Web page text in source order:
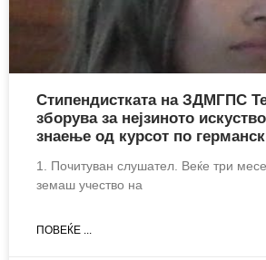
Стипендистката на ЗДМГПС
зборува за нејзиното
знаење од курсот по
1. Почитуван слушател. Веќе три
земаш учество на
ПОВЕЌЕ ...